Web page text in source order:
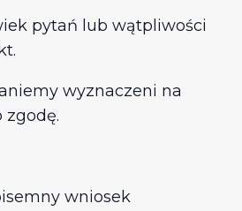
pytań lub wątpliwości
wyznaczeni na
wniosek